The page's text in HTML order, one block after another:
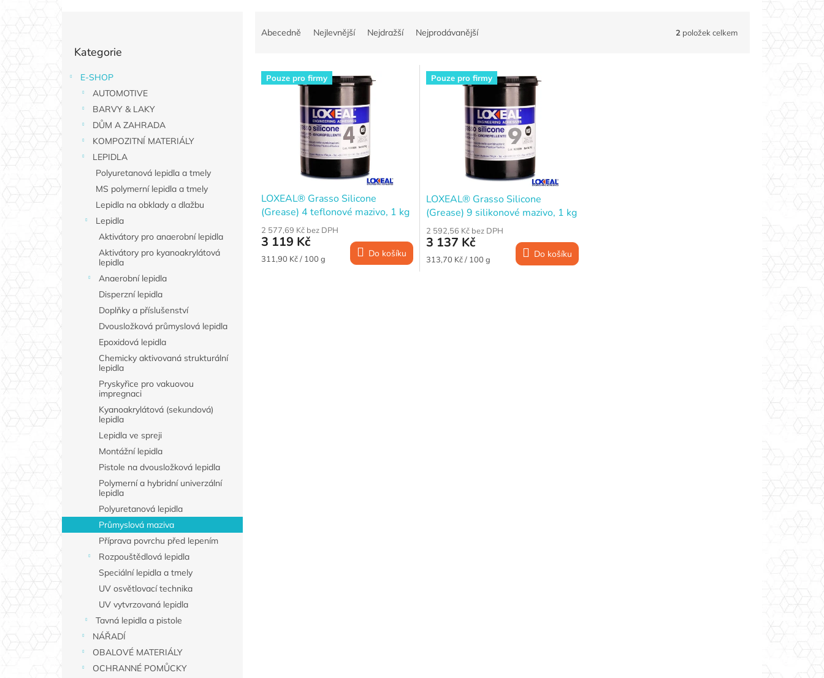
a
n
p
a
kategorie
Kategorie
E-SHOP
AUTOMOTIVE
BARVY & LAKY
DŮM A ZAHRADA
KOMPOZITNÍ MATERIÁLY
LEPIDLA
Polyuretanová lepidla a tmely
MS polymerní lepidla a tmely
Lepidla na obklady a dlažbu
Lepidla
Aktivátory pro anaerobní lepidla
Aktivátory pro kyanoakrylátová
lepidla
Anaerobní lepidla
Disperzní lepidla
Doplňky a příslušenství
Dvousložková průmyslová lepidla
Epoxidová lepidla
Chemicky aktivovaná strukturální
lepidla
Pryskyřice pro vakuovou
impregnaci
Kyanoakrylátová (sekundová)
lepidla
Lepidla ve spreji
Montážní lepidla
Pistole na dvousložková lepidla
Polymerní a hybridní univerzální
lepidla
Polyuretanová lepidla
Průmyslová maziva
Příprava povrchu před lepením
Rozpouštědlová lepidla
Speciální lepidla a tmely
UV osvětlovací technika
UV vytvrzovaná lepidla
Tavná lepidla a pistole
NÁŘADÍ
OBALOVÉ MATERIÁLY
OCHRANNÉ POMŮCKY
Abecedně Nejlevnější Nejdražší Nejprodávanější 2 položek celkem
V Pouze pro firmy
LOXEAL® Grasso Silicone
(Grease) 4 teflonové mazivo, 1 kg
2 577,69 Kč bez DPH
3 119 Kč
Měrná
311,90 Kč / 100 g Do košíku
Pouze pro firmy
LOXEAL® Grasso Silicone
(Grease) 9 silikonové mazivo, 1 kg
2 592,56 Kč bez DPH
3 137 Kč
Měrná
313,70 Kč / 100 g Do košíku